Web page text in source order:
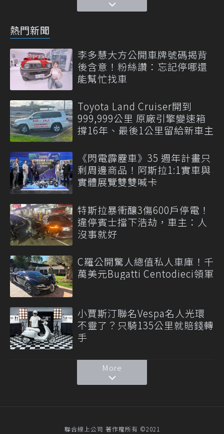
熱門新聞
李多慧大方公開車牌號碼揭背
後含意！粉絲讚：忘記停哪還
能幫忙找車
Toyota Land Cruiser開到
999,999公里 原廠引擎變速箱
撐16年、最後1公里留給新車主
《閃電霹靂車》35 週年計畫只
剩周邊商品！阿斯拉1:1實車與
實體展覽雙雙喊卡
特斯拉暴衝釀3傷600戶停電！
違停賓士擋下浩劫，車主：人
沒事就好
C羅公開驚人總值私人車庫！千
萬美元Bugatti Centodieci領軍
小賈斯汀聯名Vespa名人光環
不靈了？只騎135公里就賠錢轉
手
More
聯合線上公司 著作權所有 ©2021